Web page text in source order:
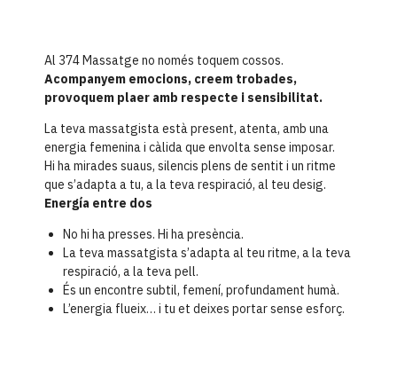
Al 374 Massatge no només toquem cossos.
Acompanyem emocions, creem trobades,
provoquem plaer amb respecte i sensibilitat.
La teva massatgista està present, atenta, amb una
energia femenina i càlida que envolta sense imposar.
Hi ha mirades suaus, silencis plens de sentit i un ritme
que s’adapta a tu, a la teva respiració, al teu desig.
Energía entre dos
No hi ha presses. Hi ha presència.
La teva massatgista s’adapta al teu ritme, a la teva
respiració, a la teva pell.
És un encontre subtil, femení, profundament humà.
L’energia flueix… i tu et deixes portar sense esforç.